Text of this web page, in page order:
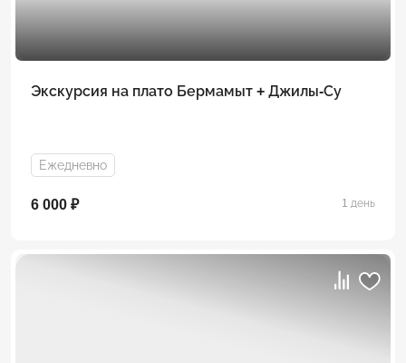
Экскурсия на плато Бермамыт + Джилы-Су
Ежедневно
6 000 ₽ 1 день